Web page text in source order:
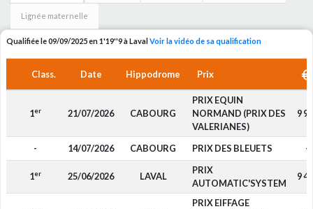
Lignée maternelle
Qualifiée le 09/09/2025 en 1'19''9 à LavalVoir la vidéo de sa qualification
Class. Date Hippodrome Prix
1er 21/07/2026 CABOURG
PRIX EQUIN
NORMAND (PRIX DES
VALERIANES)
9
- 14/07/2026 CABOURG PRIX DES BLEUETS -
1er 25/06/2026 LAVAL
PRIX
AUTOMATIC'SYSTEM
9
PRIX EIFFAGE